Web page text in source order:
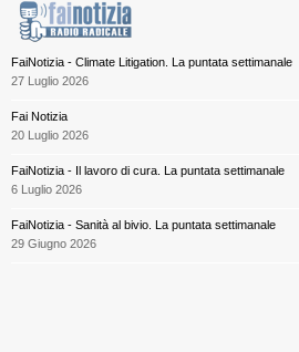
FaiNotizia - Climate Litigation. La puntata settimanale
27 Luglio 2026
Fai Notizia
20 Luglio 2026
FaiNotizia - Il lavoro di cura. La puntata settimanale
6 Luglio 2026
FaiNotizia - Sanità al bivio. La puntata settimanale
29 Giugno 2026